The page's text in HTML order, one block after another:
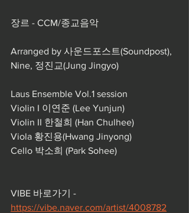
장르 - CCM/종교음악
Arranged by 사운드포스트(Soundpost),
Nine, 정진교(Jung Jingyo)
Laus Ensemble Vol.1 session
Violin I 이연준 (Lee Yunjun)
Violin II 한철희 (Han Chulhee)
Viola 황진용(Hwang Jinyong)
Cello 박소희 (Park Sohee)
VIBE 바로가기 -
https://vibe.naver.com/artist/4008782